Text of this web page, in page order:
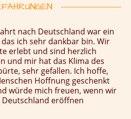
nach Deutschland war ein
ich sehr dankbar bin. Wir
erlebt und sind herzlich
und mir hat das Klima des
sehr gefallen. Ich hoffe,
Hoffnung geschenkt
würde mich freuen, wenn wir
eröffnen